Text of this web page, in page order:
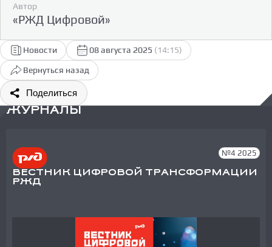
Автор
«РЖД Цифровой»
Новости 08 августа 2025 (14:15)
Вернуться назад
Поделиться
ЖУРНАЛЫ
№4 2025
ВЕСТНИК ЦИФРОВОЙ ТРАНСФОРМАЦИИ
РЖД